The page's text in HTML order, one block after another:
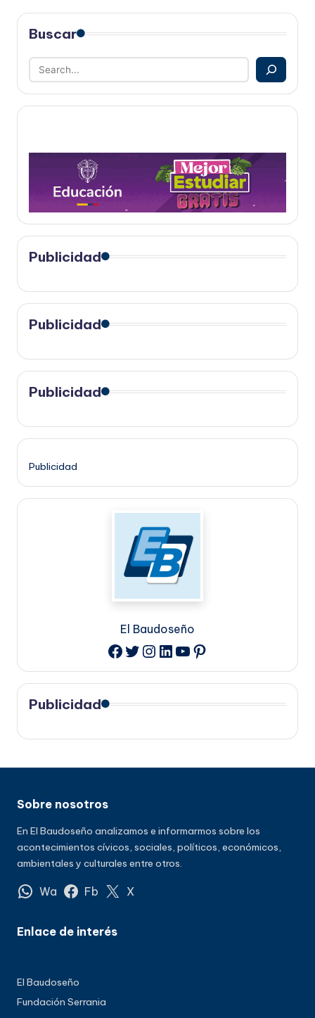
Buscar
Publicidad
Publicidad
Publicidad
Publicidad
El Baudoseño
Facebook
Twitter
Instagram
LinkedIn
YouTube
Pinterest
Publicidad
Sobre nosotros
En El Baudoseño analizamos e informarmos sobre los
acontecimientos cívicos, sociales, políticos, económicos,
ambientales y culturales entre otros.
Wa Fb X
Enlace de interés
El Baudoseño
Fundación Serrania